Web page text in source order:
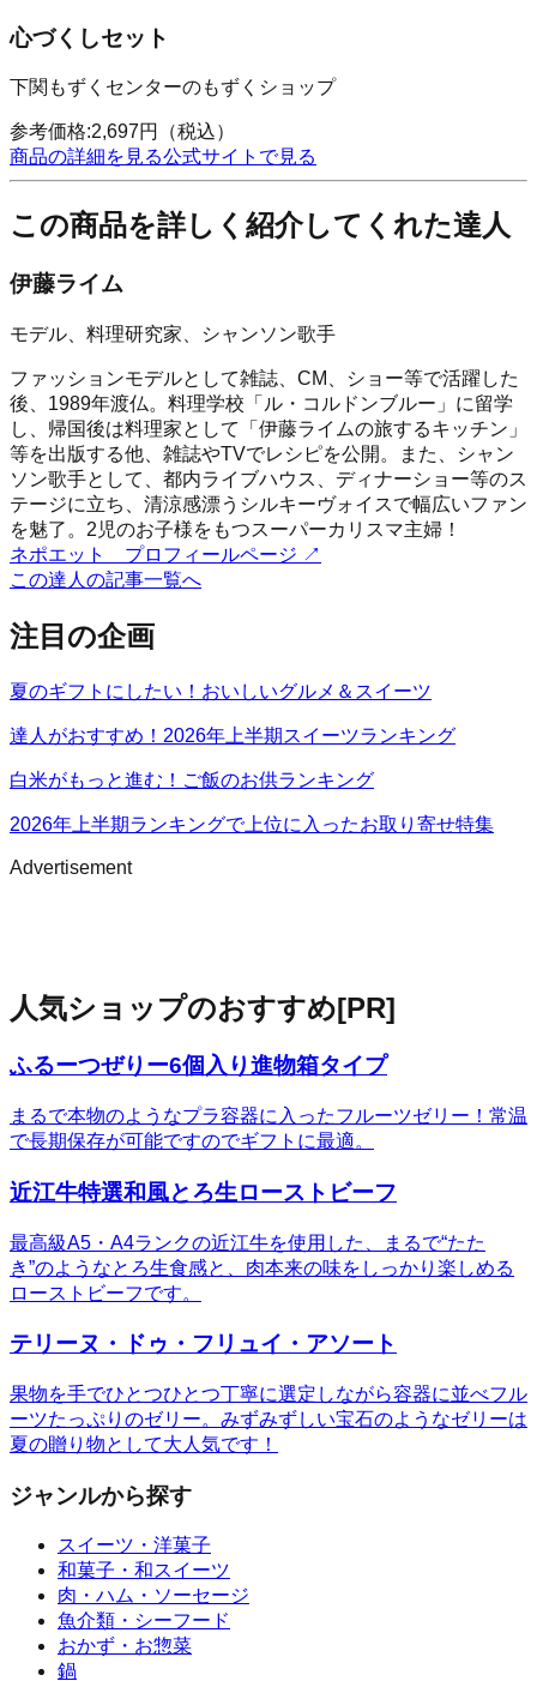
心づくしセット
下関もずくセンターのもずくショップ
参考価格:2,697円
（税込）
商品の詳細を見る公式サイトで見る
この商品を詳しく紹介してくれた達人
伊藤ライム
モデル、料理研究家、シャンソン歌手
ファッションモデルとして雑誌、CM、ショー等で活躍した
後、1989年渡仏。料理学校「ル・コルドンブルー」に留学
し、帰国後は料理家として「伊藤ライムの旅するキッチン」
等を出版する他、雑誌やTVでレシピを公開。また、シャン
ソン歌手として、都内ライブハウス、ディナーショー等のス
テージに立ち、清涼感漂うシルキーヴォイスで幅広いファン
を魅了。2児のお子様をもつスーパーカリスマ主婦！
ネポエット プロフィールページ ↗
この達人の記事一覧へ
注目の企画
夏のギフトにしたい！おいしいグルメ＆スイーツ
達人がおすすめ！2026年上半期スイーツランキング
白米がもっと進む！ご飯のお供ランキング
2026年上半期ランキングで上位に入ったお取り寄せ特集
Advertisement
人気ショップのおすすめ[PR]
ふるーつぜりー6個入り進物箱タイプ
まるで本物のようなプラ容器に入ったフルーツゼリー！常温
で長期保存が可能ですのでギフトに最適。
近江牛特選和風とろ生ローストビーフ
最高級A5・A4ランクの近江牛を使用した、まるで“たた
き”のようなとろ生食感と、肉本来の味をしっかり楽しめる
ローストビーフです。
テリーヌ・ドゥ・フリュイ・アソート
果物を手でひとつひとつ丁寧に選定しながら容器に並べフル
ーツたっぷりのゼリー。みずみずしい宝石のようなゼリーは
夏の贈り物として大人気です！
ジャンルから探す
スイーツ・洋菓子
和菓子・和スイーツ
肉・ハム・ソーセージ
魚介類・シーフード
おかず・お惣菜
鍋